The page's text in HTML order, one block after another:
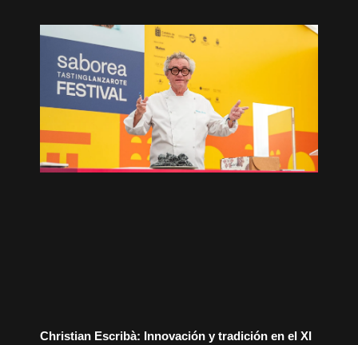
Christian Escribà: Innovación y tradición en el XI